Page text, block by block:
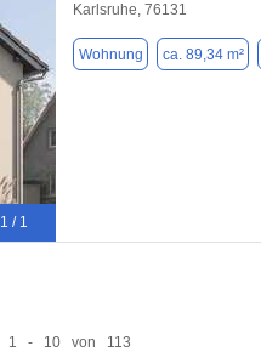
1 / 1
Karlsruhe, 76131
Wohnung ca. 89,34 m²
1 - 10 von 113